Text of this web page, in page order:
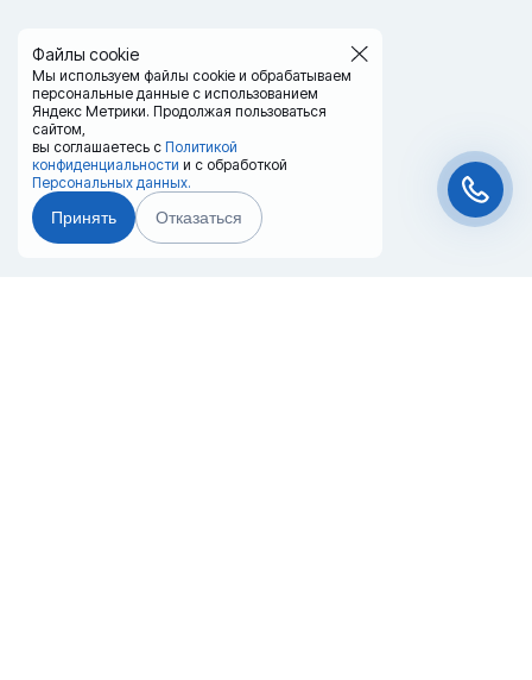
Файлы cookie
Мы используем файлы cookie и обрабатываем
персональные данные с использованием
Яндекс Метрики. Продолжая пользоваться
сайтом,
вы соглашаетесь с Политикой
конфиденциальности и с обработкой
Персональных данных.
Принять Отказаться